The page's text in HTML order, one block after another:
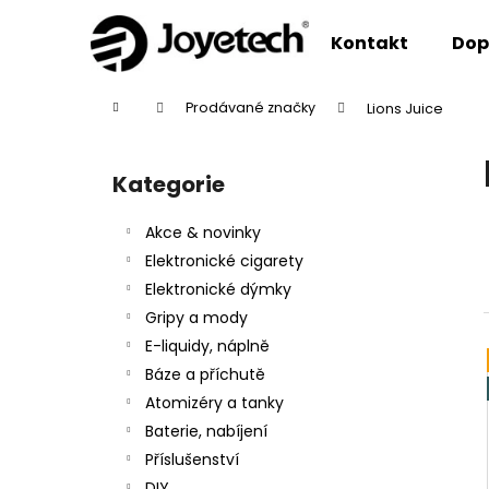
Kontakt
Domů Prodávané značky Lions Juice
Přeskočit
kategorie
Kategorie
Akce & novinky
Elektronické cigarety
Elektronické dýmky
Gripy a mody
E-liquidy, náplně
Báze a příchutě
Atomizéry a tanky
Baterie, nabíjení
Příslušenství
Zpět
Zpět